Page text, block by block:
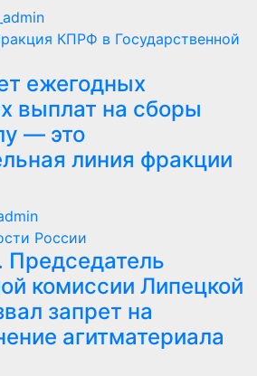
КПРФ в Государственной
ежегодных
выплат на сборы
— это
линия фракции
России
Председатель
комиссии Липецкой
запрет на
агитматериала